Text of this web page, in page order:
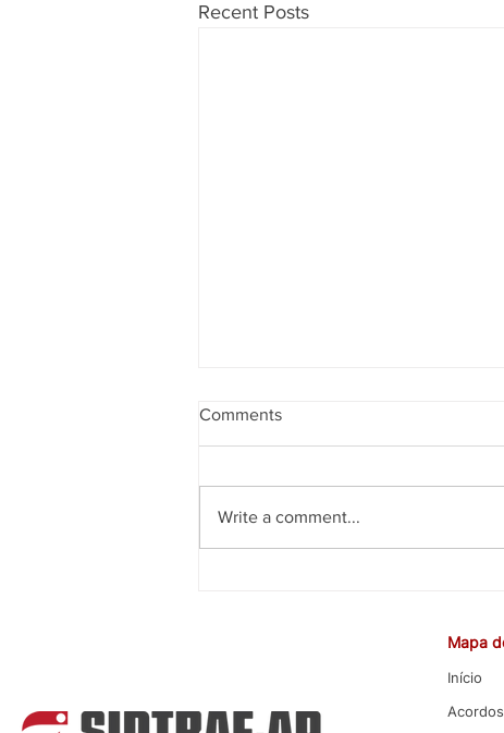
Recent Posts
Comments
Write a comment...
Mapa
Início